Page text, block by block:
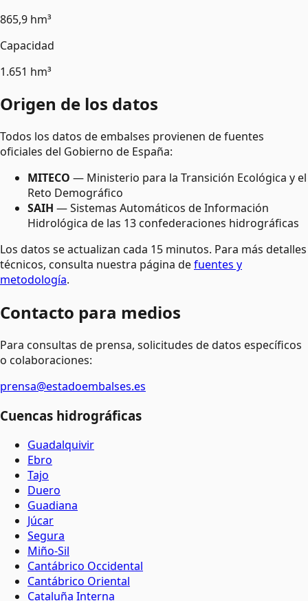
Origen de los datos
Todos los datos de embalses provienen de fuentes
oficiales del Gobierno de España:
MITECO — Ministerio para la Transición Ecológica y el
Reto Demográfico
SAIH — Sistemas Automáticos de Información
Hidrológica de las 13 confederaciones hidrográficas
Los datos se actualizan cada 15 minutos. Para más detalles
técnicos, consulta nuestra página defuentes y
metodología.
Contacto para medios
Para consultas de prensa, solicitudes de datos específicos
o colaboraciones:
prensa@estadoembalses.es
Cuencas hidrográficas
Guadalquivir
Ebro
Tajo
Duero
Guadiana
Júcar
Segura
Miño-Sil
Cantábrico Occidental
Cantábrico Oriental
Cataluña Interna